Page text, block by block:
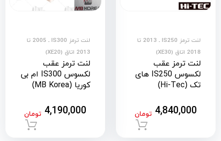
لنت ترمز IS250 ـ 2013 تا
2018 اتاق (XE30)
لنت ترمز عقب
لکسوس IS250 های
تک (Hi-Tec)
4,840,000 تومان
لنت ترمز IS300 ـ 2005 تا
2013 اتاق (XE20)
لنت ترمز عقب
لکسوس IS300 ام بی
کوریا (MB Korea)
4,190,000 تومان